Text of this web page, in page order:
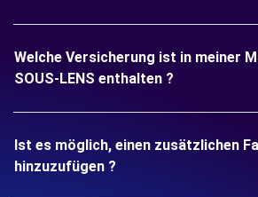
Welche Versicherung ist in meiner
SOUS-LENS enthalten ?
Ist es möglich, einen zusätzlichen
hinzuzufügen ?